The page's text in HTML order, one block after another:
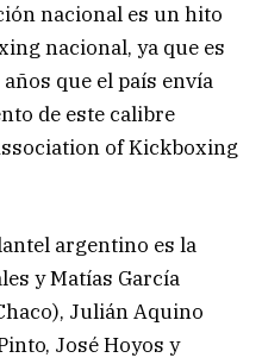
nacional es un hito
nacional, ya que es
que el país envía
de este calibre
of Kickboxing
argentino es la
y Matías García
Julián Aquino
José Hoyos y